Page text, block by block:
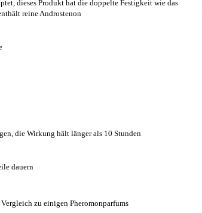
dieses Produkt hat die doppelte Festigkeit wie das
reine Androstenon
die Wirkung hält länger als 10 Stunden
dauern
zu einigen Pheromonparfums